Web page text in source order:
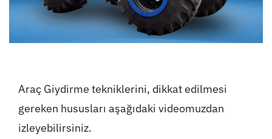
Araç Giydirme tekniklerini, dikkat edilmesi
gereken hususları aşağıdaki videomuzdan
izleyebilirsiniz.